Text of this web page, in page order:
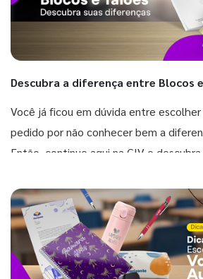
Descubra a diferença entre Blocos
Você já ficou em dúvida entre
pedido por não conhecer bem a
Então, continue aqui na GIV e